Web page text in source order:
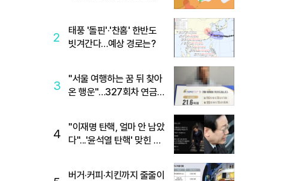
2
태풍 '돌핀'·'찬홈' 한반도
빗겨간다…예상 경로는?
3
"서울 여행하는 꿈 뒤 찾아
온 행운"…327회차 연금
4
"이재명 탄핵, 얼마 안 남았
다"...'윤석열 탄핵' 맞힌 무
버거·커피·치킨까지 줄줄이